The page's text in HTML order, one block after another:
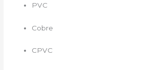
PVC
Cobre
CPVC